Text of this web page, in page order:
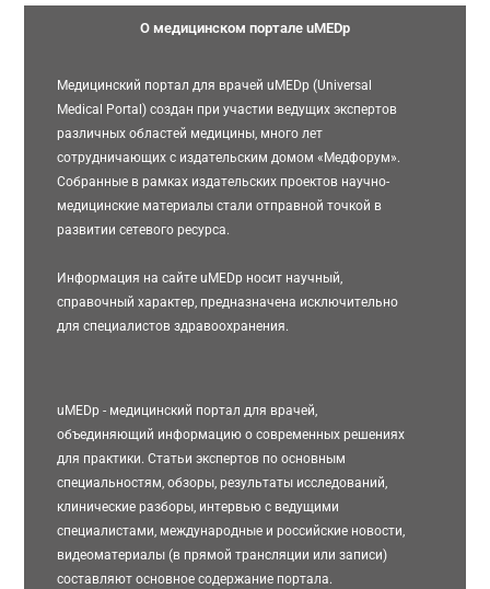
О медицинском портале uMEDp
Медицинский портал для врачей uMEDp (Universal
Medical Portal) создан при участии ведущих экспертов
различных областей медицины, много лет
сотрудничающих с издательским домом «Медфорум».
Собранные в рамках издательских проектов научно-
медицинские материалы стали отправной точкой в
развитии сетевого ресурса.
Информация на сайте uMEDp носит научный,
справочный характер, предназначена исключительно
для специалистов здравоохранения.
uMEDp - медицинский портал для врачей,
объединяющий информацию о современных решениях
для практики. Статьи экспертов по основным
специальностям, обзоры, результаты исследований,
клинические разборы, интервью с ведущими
специалистами, международные и российские новости,
видеоматериалы (в прямой трансляции или записи)
составляют основное содержание портала.